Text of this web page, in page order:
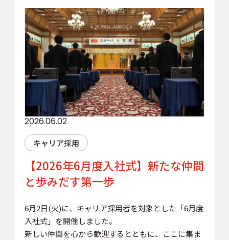
2026.06.02
キャリア採用
【2026年6月度入社式】新たな仲間
と歩みだす第一歩
6月2日(火)に、キャリア採用者を対象とした「6月度
入社式」を開催しました。
新しい仲間を心から歓迎するとともに、ここに集ま